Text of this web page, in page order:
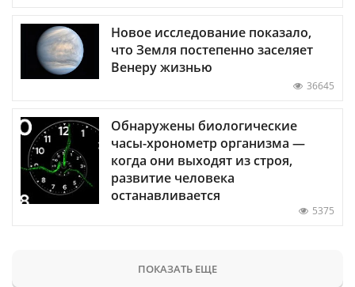
Новое исследование показало,
что Земля постепенно заселяет
Венеру жизнью
36645
Обнаружены биологические
часы-хронометр организма —
когда они выходят из строя,
развитие человека
останавливается
5375
ПОКАЗАТЬ ЕЩЕ